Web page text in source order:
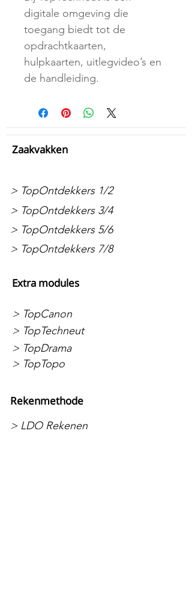
digitale omgeving die
toegang biedt tot de
opdrachtkaarten,
hulpkaarten, uitlegvideo’s en
de handleiding.
Zaakvakken
> TopOntdekkers 1/2
> TopOntdekkers 3/4
> TopOntdekkers 5/6
> TopOntdekkers 7/8
Extra modules
> TopCanon
> TopTechneut
> TopDrama
> TopTopo
Rekenmethode
> LDO Rekenen